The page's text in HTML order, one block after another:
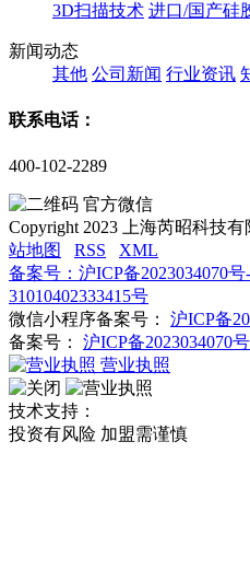
3D扫描技术 进口/国产硅
新闻动态
其他 公司新闻 行业资讯
联系电话：
400-102-2289
官方微信
Copyright 2023 上海芮昭科技有
站地图
RSS
XML
备案号：沪ICP备2023034070号
31010402333415号
微信小程序备案号： 沪ICP备
备案号： 沪ICP备2023034070
营业执照
技术支持：
投资有风险 加盟需谨慎